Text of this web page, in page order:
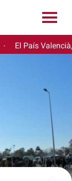
· El País